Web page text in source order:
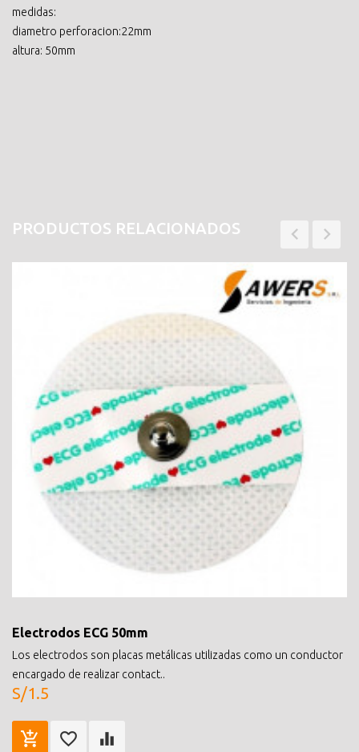
medidas:
diametro perforacion:22mm
altura: 50mm
PRODUCTOS RELACIONADOS
Electrodos ECG 50mm
Los electrodos son placas metálicas utilizadas como un conductor
encargado de realizar contact..
S/1.5